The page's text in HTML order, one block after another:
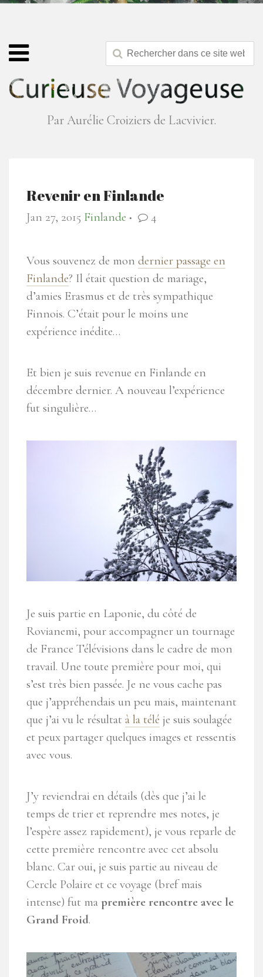
Par Aurélie Croiziers de Lacvivier.
Revenir en Finlande
Jan 27, 2015 Finlande ● 4
Vous souvenez de mon dernier passage en
Finlande? Il était question de mariage,
d’amies Erasmus et de très sympathique
Finnois. C’était pour le moins une
expérience inédite…
Et bien je suis revenue en Finlande en
décembre dernier. A nouveau l’expérience
fut singulière…
Je suis partie en Laponie, du côté de
Rovianemi, pour accompagner un tournage
de France Télévisions dans le cadre de mon
travail. Une toute première pour moi, qui
s’est très bien passée. Je ne vous cache pas
que j’appréhendais un peu mais, maintenant
que j’ai vu le résultat à la télé je suis soulagée
et peux partager quelques images et ressentis
avec vous.
J’y reviendrai en détails (dès que j’ai le
temps de trier et reprendre mes notes, je
l’espère assez rapidement), je vous reparle de
cette première rencontre avec cet absolu
blanc. Car oui, je suis partie au niveau de
Cercle Polaire et ce voyage (bref mais
intense) fut ma première rencontre avec le
Grand Froid.